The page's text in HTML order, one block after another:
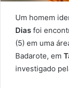
Um homem
Dias foi
(5) em uma
Badarote, em
investigado